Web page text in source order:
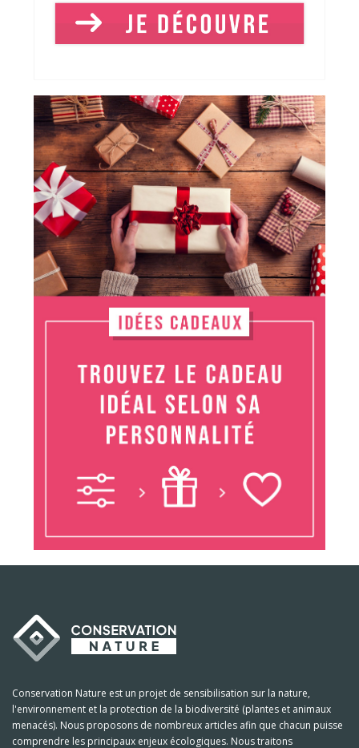
Conservation Nature est un projet de sensibilisation sur la nature,
l'environnement et la protection de la biodiversité (plantes et animaux
menacés). Nous proposons de nombreux articles afin que chacun puisse
comprendre les principaux enjeux écologiques. Nous traitons